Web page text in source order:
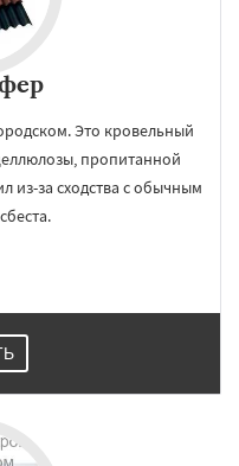
Это кровельный
пропитанной
из-за сходства с обычным